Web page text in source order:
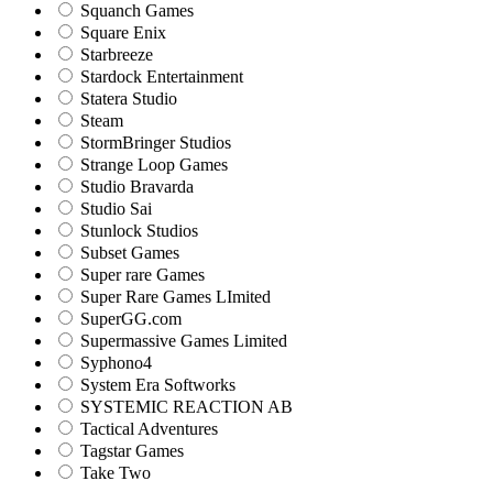
Squanch Games
Square Enix
Starbreeze
Stardock Entertainment
Statera Studio
Steam
StormBringer Studios
Strange Loop Games
Studio Bravarda
Studio Sai
Stunlock Studios
Subset Games
Super rare Games
Super Rare Games LImited
SuperGG.com
Supermassive Games Limited
Syphono4
System Era Softworks
SYSTEMIC REACTION AB
Tactical Adventures
Tagstar Games
Take Two